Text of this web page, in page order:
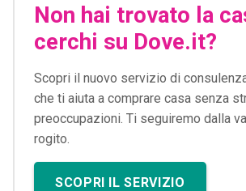
Non hai trovato la
cerchi su Dove.it?
Scopri il nuovo servizio di
che ti aiuta a comprare casa senza
preoccupazioni. Ti seguiremo dalla
rogito.
SCOPRI IL SERVIZIO